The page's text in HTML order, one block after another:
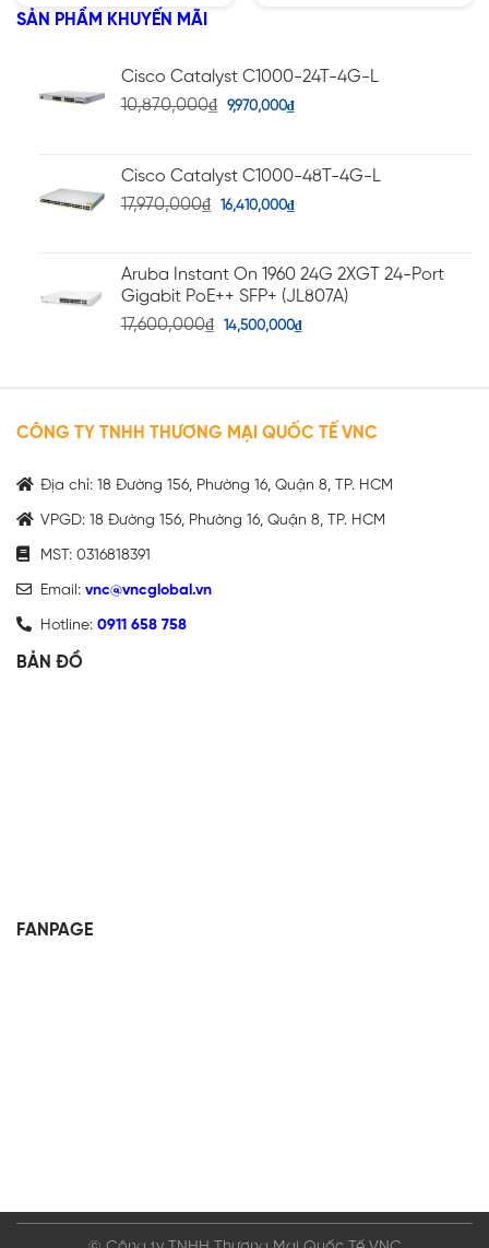
5 sao
SẢN PHẨM KHUYẾN MÃI
Cisco Catalyst C1000-24T-4G-L
10,870,000₫ 9,970,000₫
Cisco Catalyst C1000-48T-4G-L
17,970,000₫ 16,410,000₫
Aruba Instant On 1960 24G 2XGT 24-Port
Gigabit PoE++ SFP+ (JL807A)
17,600,000₫ 14,500,000₫
CÔNG TY TNHH THƯƠNG MẠI QUỐC TẾ VNC
Địa chỉ: 18 Đường 156, Phường 16, Quận 8, TP. HCM
VPGD: 18 Đường 156, Phường 16, Quận 8, TP. HCM
MST: 0316818391
Email: vnc@vncglobal.vn
Hotline: 0911 658 758
BẢN ĐỒ
FANPAGE